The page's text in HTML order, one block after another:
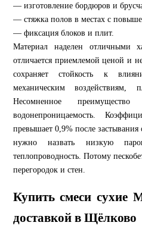
— изготовление бордюров и
— стяжка полов в местах с
— фиксация блоков и плит.
Материал наделен отличными
отличается приемлемой ценой и
сохраняет стойкость к
механическим воздействиям,
Несомненное
водонепроницаемость.
превышает 0,9% после
нужно назвать низкую
теплопроводность. Потому
перегородок и стен.
Купить смеси
доставкой в Щёлково